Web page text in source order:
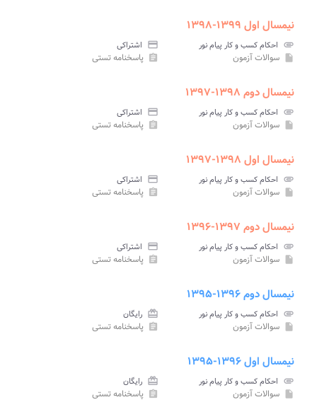
نیمسال اول ۱۳۹۹-۱۳۹۸
attachment احکام کسب و کار پیام نور credit_card اشتراکی
insert_drive_file سوالات آزمون assignment پاسخنامه تستی
نیمسال دوم ۱۳۹۸-۱۳۹۷
attachment احکام کسب و کار پیام نور credit_card اشتراکی
insert_drive_file سوالات آزمون assignment پاسخنامه تستی
نیمسال اول ۱۳۹۸-۱۳۹۷
attachment احکام کسب و کار پیام نور credit_card اشتراکی
insert_drive_file سوالات آزمون assignment پاسخنامه تستی
نیمسال دوم ۱۳۹۷-۱۳۹۶
attachment احکام کسب و کار پیام نور credit_card اشتراکی
insert_drive_file سوالات آزمون assignment پاسخنامه تستی
نیمسال دوم ۱۳۹۶-۱۳۹۵
attachment احکام کسب و کار پیام نور card_giftcard رایگان
insert_drive_file سوالات آزمون assignment پاسخنامه تستی
نیمسال اول ۱۳۹۶-۱۳۹۵
attachment احکام کسب و کار پیام نور card_giftcard رایگان
insert_drive_file سوالات آزمون assignment پاسخنامه تستی